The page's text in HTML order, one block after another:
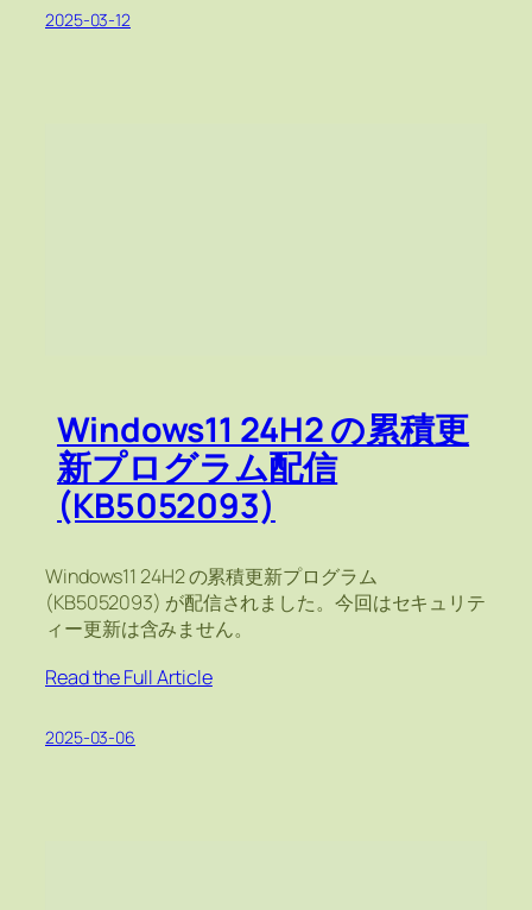
2025-03-12
Windows11 24H2 の累積更
新プログラム配信
(KB5052093)
Windows11 24H2 の累積更新プログラム
(KB5052093) が配信されました。今回はセキュリテ
ィー更新は含みません。
Read the Full Article
2025-03-06